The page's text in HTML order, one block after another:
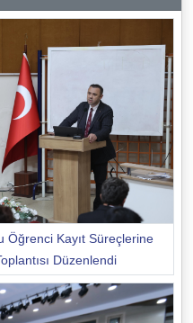
Öğrenci Kayıt Süreçlerine
Düzenlendi